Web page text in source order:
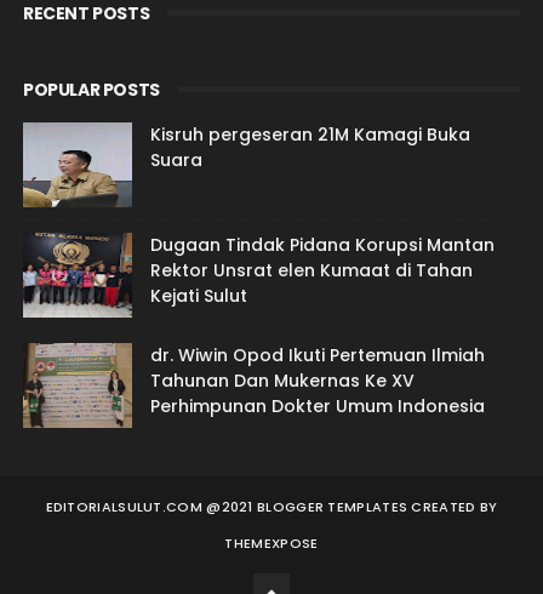
RECENT POSTS
POPULAR POSTS
Kisruh pergeseran 21M Kamagi Buka
Suara
Dugaan Tindak Pidana Korupsi Mantan
Rektor Unsrat elen Kumaat di Tahan
Kejati Sulut
dr. Wiwin Opod Ikuti Pertemuan Ilmiah
Tahunan Dan Mukernas Ke XV
Perhimpunan Dokter Umum Indonesia
EDITORIALSULUT.COM @2021 BLOGGER TEMPLATES CREATED BY
THEMEXPOSE